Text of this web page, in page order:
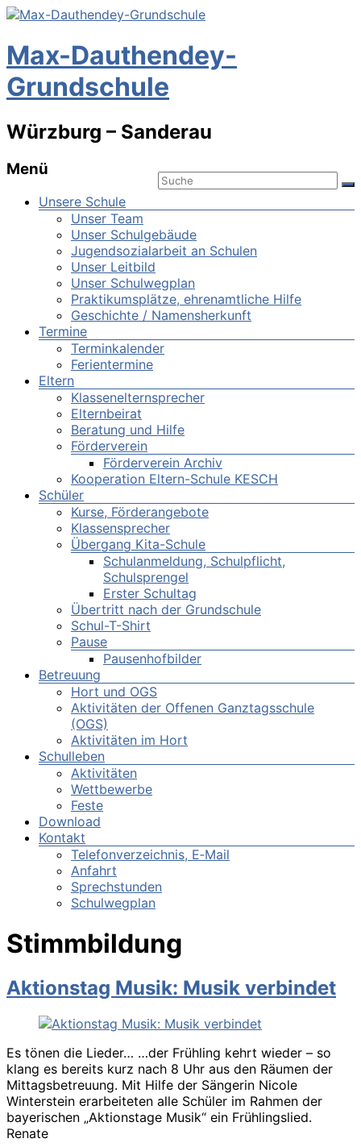
Max-Dauthendey-
Grundschule
Würzburg – Sanderau
Menü
Unsere Schule
Unser Team
Unser Schulgebäude
Jugendsozialarbeit an Schulen
Unser Leitbild
Unser Schulwegplan
Praktikumsplätze, ehrenamtliche Hilfe
Geschichte / Namensherkunft
Termine
Terminkalender
Ferientermine
Eltern
Klassenelternsprecher
Elternbeirat
Beratung und Hilfe
Förderverein
Förderverein Archiv
Kooperation Eltern-Schule KESCH
Schüler
Kurse, Förderangebote
Klassensprecher
Übergang Kita-Schule
Schulanmeldung, Schulpflicht,
Schulsprengel
Erster Schultag
Übertritt nach der Grundschule
Schul-T-Shirt
Pause
Pausenhofbilder
Betreuung
Hort und OGS
Aktivitäten der Offenen Ganztagsschule
(OGS)
Aktivitäten im Hort
Schulleben
Aktivitäten
Wettbewerbe
Feste
Download
Kontakt
Telefonverzeichnis, E‑Mail
Anfahrt
Sprechstunden
Schulwegplan
Stimmbildung
Aktionstag Musik: Musik verbindet
Es tönen die Lieder… …der Frühling kehrt wieder – so
klang es bereits kurz nach 8 Uhr aus den Räumen der
Mittagsbetreuung. Mit Hilfe der Sängerin Nicole
Winterstein erarbeiteten alle Schüler im Rahmen der
bayerischen „Aktionstage Musik“ ein Frühlingslied.
Renate